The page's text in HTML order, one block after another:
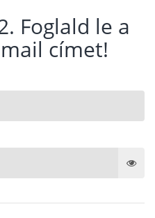
Foglald le a
címet!